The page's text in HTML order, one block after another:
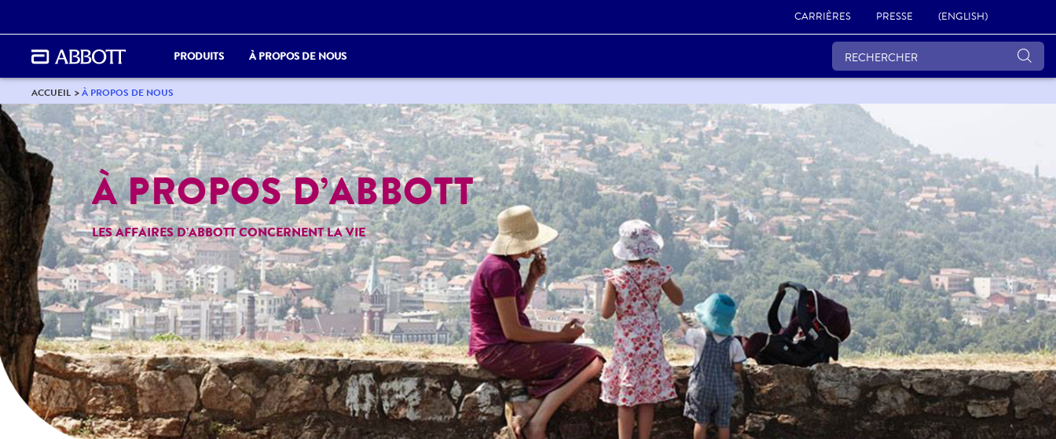
CARRIÈRES PRESSE (ENGLISH)
PRODUITS À PROPOS DE NOUS
ACCUEIL À PROPOS DE NOUS
À PROPOS D’ABBOTT
LES AFFAIRES D’ABBOTT CONCERNENT LA VIE